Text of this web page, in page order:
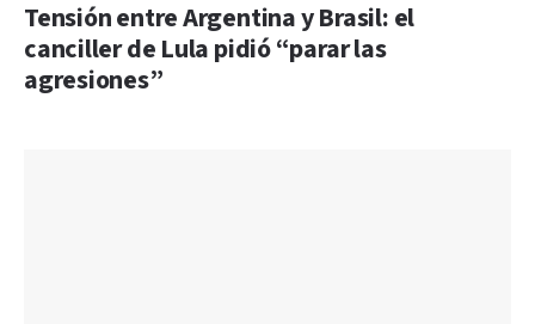
Tensión entre Argentina y Brasil: el
canciller de Lula pidió “parar las
agresiones”